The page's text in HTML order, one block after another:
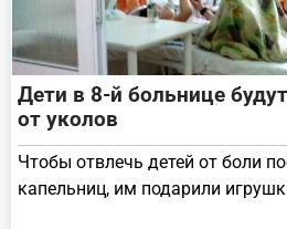
Дети в 8-й больнице
от уколов
Чтобы отвлечь детей от боли
капельниц, им подарили